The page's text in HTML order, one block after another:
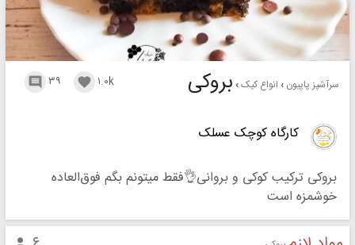
سرآشپز پاپیون انواع کیک بروکی ۳۹  ۱.۰k 
کارگاه کوچک عسلک
بروکی ترکیب کوکی و بروانی👌فقط میتونم بگم فوق‌العاده
خوشمزه است